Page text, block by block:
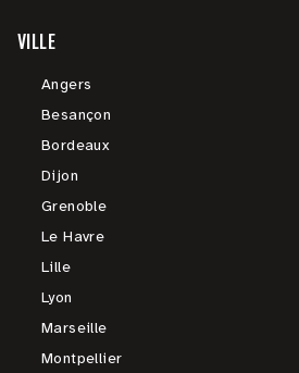
VILLE
Angers
Besançon
Bordeaux
Dijon
Grenoble
Le Havre
Lille
Lyon
Marseille
Montpellier